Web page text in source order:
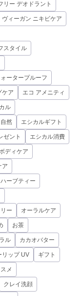
リー デオドラント
ヴィーガン ニキビケア
スタイル
ータープルーフ
ケア エコ アメニティ
ル
然 エシカルギフト
ゼント エシカル消費
ディケア
ア
ーブティー
ー オーラルケア
お茶
ル カカオバター
リップ UV ギフト
メ
クレイ洗顔